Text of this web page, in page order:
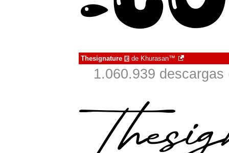
Thesignature € de Khurasan™
1.060.939 descargas